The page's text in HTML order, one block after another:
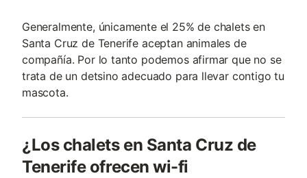
Generalmente, únicamente el 25% de chalets en
Santa Cruz de Tenerife aceptan animales de
compañía. Por lo tanto podemos afirmar que no se
trata de un detsino adecuado para llevar contigo tu
mascota.
¿Los chalets en Santa Cruz de
Tenerife ofrecen wi-fi